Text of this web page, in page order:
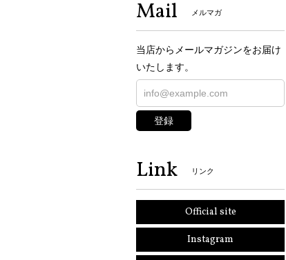
Mail メルマガ
当店からメールマガジンをお届け
いたします。
登録
Link リンク
Official site
Instagram